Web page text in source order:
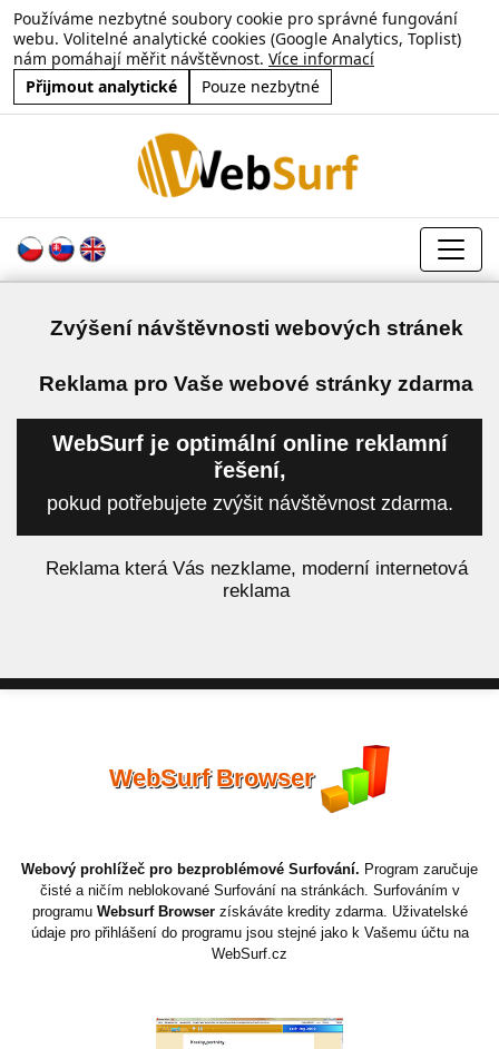
Používáme nezbytné soubory cookie pro správné fungování
webu. Volitelné analytické cookies (Google Analytics, Toplist)
nám pomáhají měřit návštěvnost. Více informací
Přijmout analytické
Pouze nezbytné
Zvýšení návštěvnosti webových stránek
Reklama pro Vaše webové stránky zdarma
WebSurf je optimální online reklamní
řešení,
pokud potřebujete zvýšit návštěvnost zdarma.
Reklama která Vás nezklame, moderní internetová
reklama
WebSurf Browser
Webový prohlížeč pro bezproblémové Surfování. Program zaručuje
čisté a ničím neblokované Surfování na stránkách. Surfováním v
programu Websurf Browserzískáváte kredity zdarma. Uživatelské
údaje pro přihlášení do programu jsou stejné jako k Vašemu účtu na
WebSurf.cz